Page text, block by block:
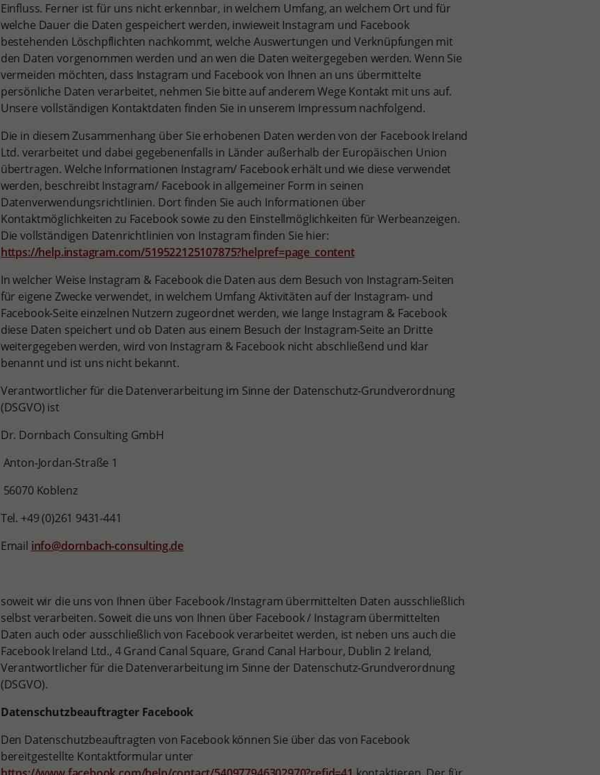
Einfluss. Ferner ist für uns nicht erkennbar, in welchem Umfang, an welchem Ort und für
welche Dauer die Daten gespeichert werden, inwieweit Instagram und Facebook
bestehenden Löschpflichten nachkommt, welche Auswertungen und Verknüpfungen mit
den Daten vorgenommen werden und an wen die Daten weitergegeben werden. Wenn Sie
vermeiden möchten, dass Instagram und Facebook von Ihnen an uns übermittelte
persönliche Daten verarbeitet, nehmen Sie bitte auf anderem Wege Kontakt mit uns auf.
Unsere vollständigen Kontaktdaten finden Sie in unserem Impressum nachfolgend.
Die in diesem Zusammenhang über Sie erhobenen Daten werden von der Facebook Ireland
Ltd. verarbeitet und dabei gegebenenfalls in Länder außerhalb der Europäischen Union
übertragen. Welche Informationen Instagram/ Facebook erhält und wie diese verwendet
werden, beschreibt Instagram/ Facebook in allgemeiner Form in seinen
Datenverwendungsrichtlinien. Dort finden Sie auch Informationen über
Kontaktmöglichkeiten zu Facebook sowie zu den Einstellmöglichkeiten für Werbeanzeigen.
Die vollständigen Datenrichtlinien von Instagram finden Sie hier:
https://help.instagram.com/519522125107875?helpref=page_content
In welcher Weise Instagram & Facebook die Daten aus dem Besuch von Instagram-Seiten
für eigene Zwecke verwendet, in welchem Umfang Aktivitäten auf der Instagram- und
Facebook-Seite einzelnen Nutzern zugeordnet werden, wie lange Instagram & Facebook
diese Daten speichert und ob Daten aus einem Besuch der Instagram-Seite an Dritte
weitergegeben werden, wird von Instagram & Facebook nicht abschließend und klar
benannt und ist uns nicht bekannt.
Verantwortlicher für die Datenverarbeitung im Sinne der Datenschutz-Grundverordnung
(DSGVO) ist
Dr. Dornbach Consulting GmbH
Anton-Jordan-Straße 1
56070 Koblenz
Tel. +49 (0)261 9431-441
Email info@dornbach-consulting.de
soweit wir die uns von Ihnen über Facebook /Instagram übermittelten Daten ausschließlich
selbst verarbeiten. Soweit die uns von Ihnen über Facebook / Instagram übermittelten
Daten auch oder ausschließlich von Facebook verarbeitet werden, ist neben uns auch die
Facebook Ireland Ltd., 4 Grand Canal Square, Grand Canal Harbour, Dublin 2 Ireland,
Verantwortlicher für die Datenverarbeitung im Sinne der Datenschutz-Grundverordnung
(DSGVO).
Datenschutzbeauftragter Facebook
Den Datenschutzbeauftragten von Facebook können Sie über das von Facebook
bereitgestellte Kontaktformular unter